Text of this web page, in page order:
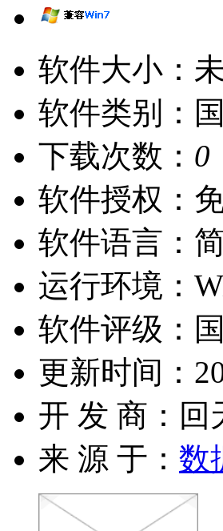
软件大小：
软件类别：
下载次数： 0
软件授权：
软件语言：
运行环境：
软件评级：
更新时间：
开 发 商： 回
来 源 于： 数